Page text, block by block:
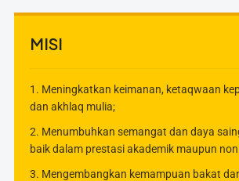
MISI
1. Meningkatkan keimanan, ketaqwaan
dan akhlaq mulia;
2. Menumbuhkan semangat dan daya
baik dalam prestasi akademik maupun
3. Mengembangkan kemampuan bakat